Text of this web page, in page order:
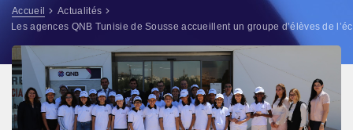
Accueil
Actualités
Les agences QNB Tunisie de Sousse accueillent un groupe d’élèves de